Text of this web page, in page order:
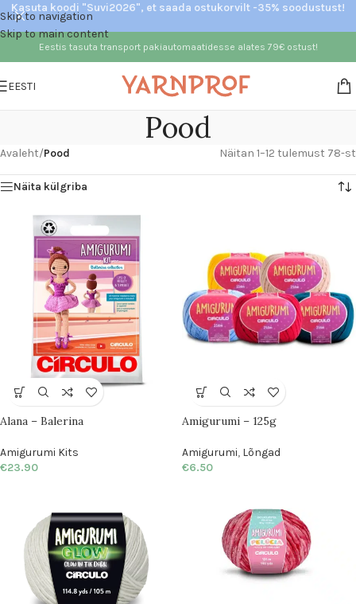
Skip to navigation
Skip to main content
Kasuta koodi "Suvi2026", et saada ostukorvilt -35% soodustust!
Eestis tasuta transport pakiautomaatidesse alates 79€ ostust!
EESTI
Pood
Avaleht/Pood Näitan 1–12 tulemust 78-st
Näita külgriba
Alana – Balerina
Amigurumi Kits
€23.90
Amigurumi – 125g
Amigurumi, Lõngad
€6.50